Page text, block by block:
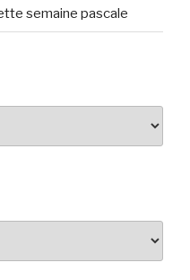
semaine pascale